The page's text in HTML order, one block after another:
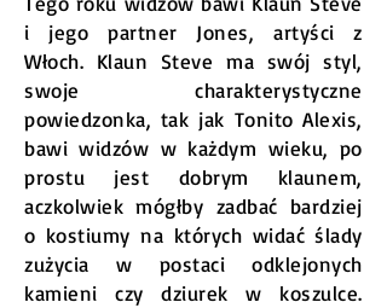
i jego partner Jones, artyści z
Włoch. Klaun Steve ma swój styl,
swoje charakterystyczne
powiedzonka, tak jak Tonito Alexis,
bawi widzów w każdym wieku, po
prostu jest dobrym klaunem,
aczkolwiek mógłby zadbać bardziej
o kostiumy na których widać ślady
zużycia w postaci odklejonych
kamieni czy dziurek w koszulce.